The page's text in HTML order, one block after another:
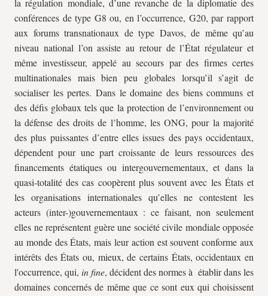
la régulation mondiale, d’une revanche de la diplomatie des
conférences de type G8 ou, en l’occurrence, G20, par rapport
aux forums transnationaux de type Davos, de même qu’au
niveau national l’on assiste au retour de l’État régulateur et
même investisseur, appelé au secours par des firmes certes
multinationales mais bien peu globales lorsqu’il s’agit de
socialiser les pertes. Dans le domaine des biens communs et
des défis globaux tels que la protection de l’environnement ou
la défense des droits de l’homme, les ONG, pour la majorité
des plus puissantes d’entre elles issues des pays occidentaux,
dépendent pour une part croissante de leurs ressources des
financements étatiques ou intergouvernementaux, et dans la
quasi-totalité des cas coopèrent plus souvent avec les États et
les organisations internationales qu’elles ne contestent les
acteurs (inter-)gouvernementaux : ce faisant, non seulement
elles ne représentent guère une société civile mondiale opposée
au monde des États, mais leur action est souvent conforme aux
intérêts des États ou, mieux, de certains États, occidentaux en
l'occurrence, qui, in fine, décident des normes à établir dans les
domaines concernés de même que ce sont eux qui choisissent